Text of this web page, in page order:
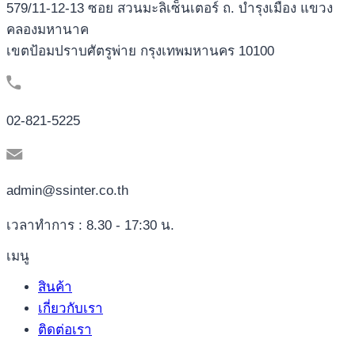
579/11-12-13 ซอย สวนมะลิเซ็นเตอร์ ถ. บำรุงเมือง แขวง
คลองมหานาค
เขตป้อมปราบศัตรูพ่าย กรุงเทพมหานคร 10100
02-821-5225
admin@ssinter.co.th
เวลาทำการ : 8.30 - 17:30 น.
เมนู
สินค้า
เกี่ยวกับเรา
ติดต่อเรา